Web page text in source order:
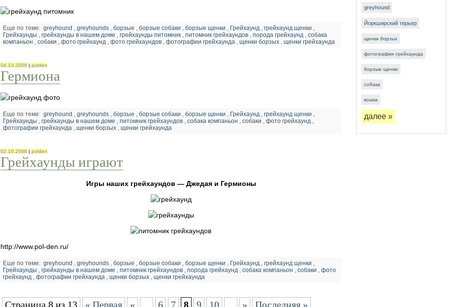
greyhound
Йоркширский терьер
щенки борзых
фотографии грейхаунда
борзые щенки
собака
кошка
далее »
Еще по теме:greyhound ,greyhounds ,борзые ,борзые собаки ,борзые щенки , Грейхаунд ,грейхаунд щенки ,
Грейхаунды ,грейхаунды в нашем доме ,грейхаунды питомник ,питомник грейхаундов ,порода грейхаунд ,собака
компаньон ,собаки ,фото грейхаунд ,фото грейхаундов ,фотографии грейхаунда ,щенки борзых ,щенки грейхаунда
04.10.2008 |polden
Гермиона
Еще по теме:greyhound ,greyhounds ,борзые ,борзые собаки ,борзые щенки , Грейхаунд ,грейхаунд щенки ,
Грейхаунды ,грейхаунды в нашем доме ,питомник грейхаундов ,собака компаньон ,собаки ,фото грейхаунд ,
фотографии грейхаунда ,щенки борзых ,щенки грейхаунда
02.10.2008 |polden
Грейхаунды играют
Игры наших грейхаундов — Джедая и Гермионы
http://www.pol-den.ru/
Еще по теме:greyhound ,greyhounds ,борзые ,борзые собаки ,борзые щенки , Грейхаунд ,грейхаунд щенки ,
Грейхаунды ,грейхаунды в нашем доме ,питомник грейхаундов ,порода грейхаунд ,собака компаньон ,собаки ,фото
грейхаунд ,фотографии грейхаунда ,щенки борзых ,щенки грейхаунда
Страница 8 из 13 « Первая « 6 7 8 9 10 » Последняя »